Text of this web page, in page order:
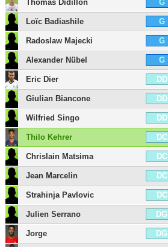
Thomas Didillon
G
Loïc Badiashile G
Radoslaw Majecki G
Alexander Nübel G
Eric Dier DD
Giulian Biancone DD
Wilfried Singo DD
Thilo Kehrer DC
Chrislain Matsima DC
Jean Marcelin DC
Strahinja Pavlovic DC
Julien Serrano DG
Jorge DG